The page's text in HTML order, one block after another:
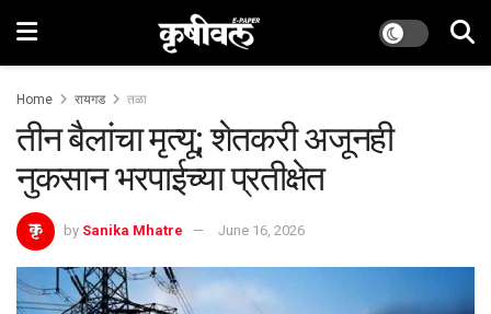
Home रायगड तळा
तीन बैलांचा मृत्यू; शेतकरी अजूनही
नुकसान भरपाईच्या प्रतीक्षेत
by Sanika Mhatre June 16, 2026